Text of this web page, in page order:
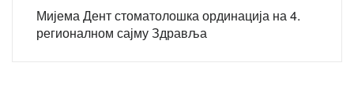
Мијема Дент стоматолошка ординација на 4.
регионалном сајму Здравља